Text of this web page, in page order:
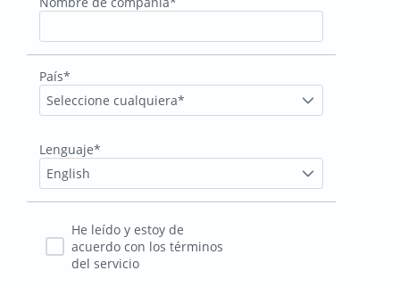
País*
Seleccione cualquiera*
Lenguaje*
English
He leído y estoy de
acuerdo con los términos
del servicio